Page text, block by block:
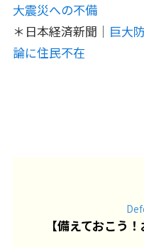
大震災への不備
＊日本経済新聞｜ 巨大
論に住民不在
【備えておこう